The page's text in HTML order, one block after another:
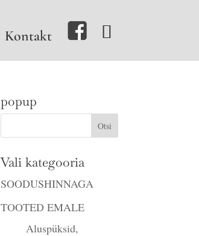
Kontakt
popup
Vali kategooria
SOODUSHINNAGA
TOOTED EMALE
Aluspüksid,